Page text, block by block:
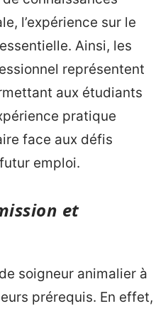
l’expérience sur le
Ainsi, les
représentent
aux étudiants
pratique
face aux défis
emploi.
et
soigneur animalier à
prérequis. En effet,